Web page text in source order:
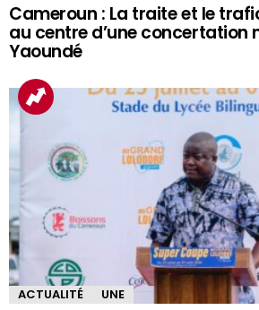
Cameroun : La traite et le
au centre d’une concertation
Yaoundé
ACTUALITÉ UNE